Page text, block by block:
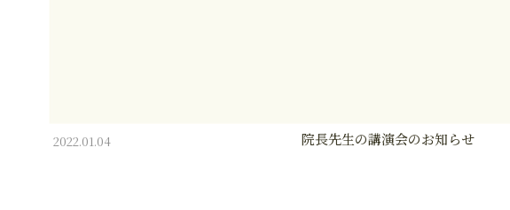
2022.01.04 院長先生の講演会のお知らせ